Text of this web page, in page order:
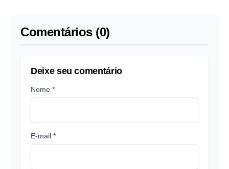
Comentários (0)
Deixe seu comentário
Nome *
E-mail *